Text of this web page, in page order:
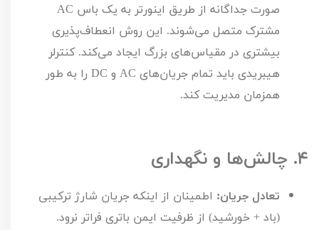
صورت جداگانه از طریق اینورتر به یک باس AC
مشترک متصل می‌شوند. این روش انعطاف‌پذیری
بیشتری در مقیاس‌های بزرگ ایجاد می‌کند. کنترلر
هیبریدی باید تمام جریان‌های AC و DC را به طور
همزمان مدیریت کند.
۴. چالش‌ها و نگهداری
تعادل جریان: اطمینان از اینکه جریان شارژ ترکیبی
(باد + خورشید) از ظرفیت ایمن باتری فراتر نرود.